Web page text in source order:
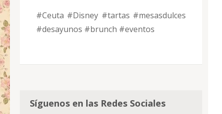
#Ceuta #Disney #tartas #mesasdulces
#desayunos #brunch #eventos
Síguenos en las Redes Sociales